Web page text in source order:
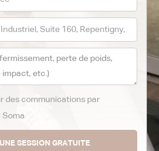
des communications par
Soma
SESSION GRATUITE